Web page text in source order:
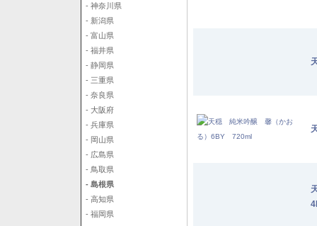
- 神奈川県
- 新潟県
- 富山県
- 福井県
- 静岡県
- 三重県
- 奈良県
- 大阪府
- 兵庫県
- 岡山県
- 広島県
- 鳥取県
- 島根県
- 高知県
- 福岡県